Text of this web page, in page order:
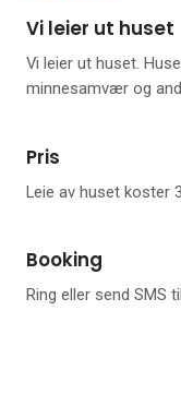
Vi leier ut huset
Vi leier ut huset.
minnesamvær og
Pris
Leie av huset koster
Booking
Ring eller send SMS